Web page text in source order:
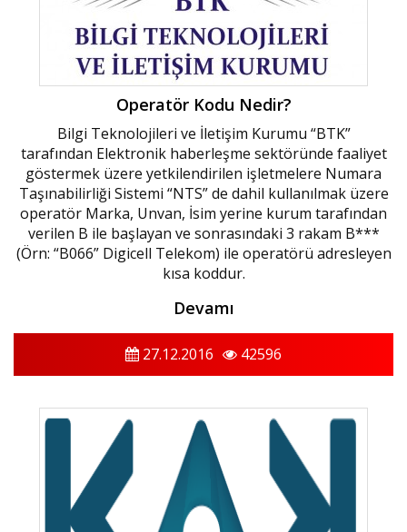
Operatör Kodu Nedir?
Bilgi Teknolojileri ve İletişim Kurumu “BTK”
tarafından Elektronik haberleşme sektöründe faaliyet
göstermek üzere yetkilendirilen işletmelere Numara
Taşınabilirliği Sistemi “NTS” de dahil kullanılmak üzere
operatör Marka, Unvan, İsim yerine kurum tarafından
verilen B ile başlayan ve sonrasındaki 3 rakam B***
(Örn: “B066” Digicell Telekom) ile operatörü adresleyen
kısa koddur.
Devamı
27.12.2016 42596